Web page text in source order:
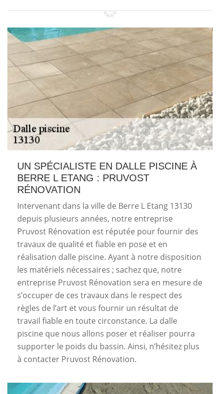
UN SPÉCIALISTE EN DALLE PISCINE À
BERRE L ETANG : PRUVOST
RÉNOVATION
Intervenant dans la ville de Berre L Etang 13130
depuis plusieurs années, notre entreprise
Pruvost Rénovation est réputée pour fournir des
travaux de qualité et fiable en pose et en
réalisation dalle piscine. Ayant à notre disposition
les matériels nécessaires ; sachez que, notre
entreprise Pruvost Rénovation sera en mesure de
s’occuper de ces travaux dans le respect des
règles de l’art et vous fournir un résultat de
travail fiable en toute circonstance. La dalle
piscine que nous allons poser et réaliser pourra
supporter le poids du bassin. Ainsi, n’hésitez plus
à contacter Pruvost Rénovation.